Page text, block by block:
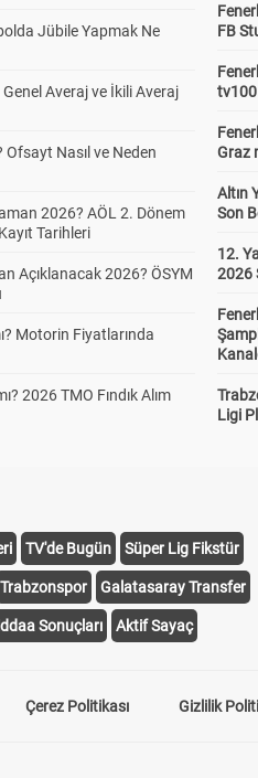
Jübile Yapmak Ne
Averaj ve İkili Averaj
Nasıl ve Neden
2026? AÖL 2. Dönem
Tarihleri
Açıklanacak 2026? ÖSYM
Motorin Fiyatlarında
2026 TMO Fındık Alım
FB
Graz
Altın
Son
12.
2026
Ligi
TV'de Bugün Süper Lig Fikstür
Trabzonspor Galatasaray Transfer
Sonuçları Aktif Sayaç
Çerez Politikası Gizlilik